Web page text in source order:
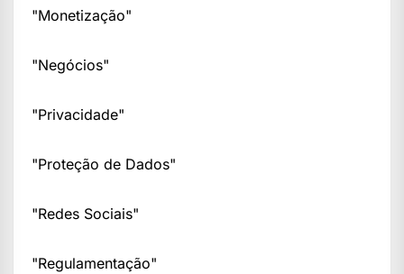
"Monetização"
"Negócios"
"Privacidade"
"Proteção de Dados"
"Redes Sociais"
"Regulamentação"